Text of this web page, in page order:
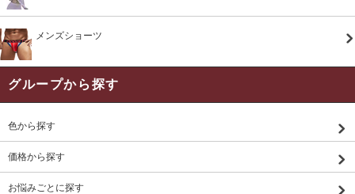
メンズショーツ
グループから探す
色から探す
価格から探す
お悩みごとに探す